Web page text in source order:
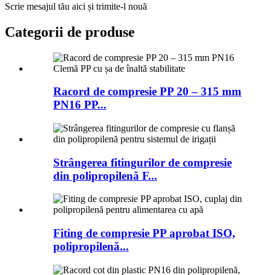
Scrie mesajul tău aici și trimite-l nouă
Categorii de produse
Racord de compresie PP 20 – 315 mm
PN16 PP...
Strângerea fitingurilor de compresie
din polipropilenă F...
Fiting de compresie PP aprobat ISO,
polipropilenă...